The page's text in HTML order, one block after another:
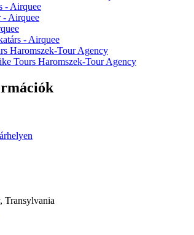
- Airquee
- Airquee
- Airquee
Haromszek-Tour Agency
Tours Haromszek-Tour Agency
Transylvania